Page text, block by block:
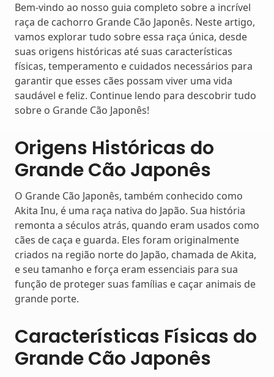
Bem-vindo ao nosso guia completo sobre a incrível
raça de cachorro Grande Cão Japonês. Neste artigo,
vamos explorar tudo sobre essa raça única, desde
suas origens históricas até suas características
físicas, temperamento e cuidados necessários para
garantir que esses cães possam viver uma vida
saudável e feliz. Continue lendo para descobrir tudo
sobre o Grande Cão Japonês!
Origens Históricas do
Grande Cão Japonês
O Grande Cão Japonês, também conhecido como
Akita Inu, é uma raça nativa do Japão. Sua história
remonta a séculos atrás, quando eram usados como
cães de caça e guarda. Eles foram originalmente
criados na região norte do Japão, chamada de Akita,
e seu tamanho e força eram essenciais para sua
função de proteger suas famílias e caçar animais de
grande porte.
Características Físicas do
Grande Cão Japonês